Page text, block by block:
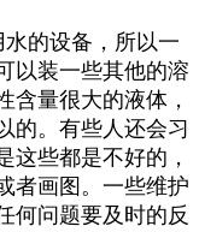
的设备，所以一
以装一些其他的溶
含量很大的液体，
的。有些人还会习
这些都是不好的，
者画图。一些维护
何问题要及时的反